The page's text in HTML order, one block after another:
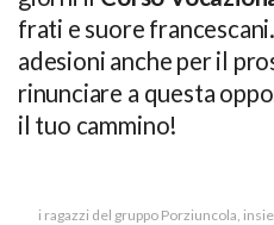
frati e suore
adesioni anche per il
rinunciare a questa
il tuo cammino!
i ragazzi del gruppo Porziuncola,